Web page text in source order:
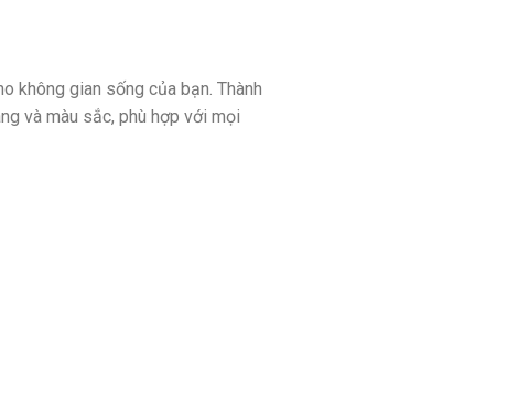
không gian sống của bạn. Thành
và màu sắc, phù hợp với mọi